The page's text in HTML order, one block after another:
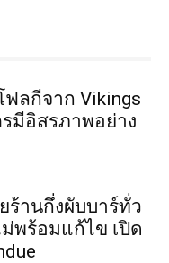
ฟลกีจาก Vikings
มีอิสรภาพอย่าง
านกึ่งผับบาร์ทั่ว
ม่พร้อมแก้ไข เปิด